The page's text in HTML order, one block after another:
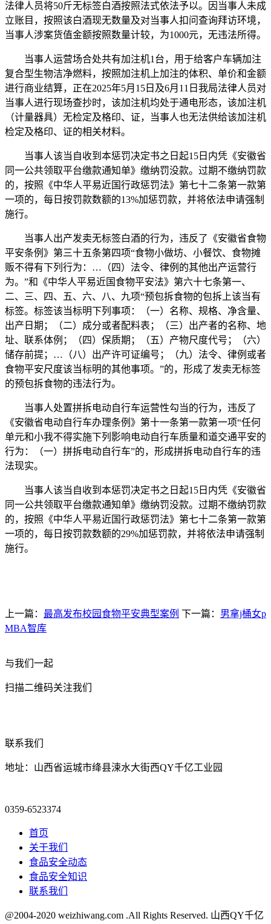
法律人员将50斤无标签白酒按照法式依法予以。因当事人未成
立账目，按照该白酒现无数量及对当事人扣问查询拜访环境，
当事人涉案货值金额按照数量计较，为1000元，无违法所得。
当事人运营场合处共有加注机1台，用于给客户车辆加注
复合型生物洁净燃料，按照加注机上加注的体积、单价和金额
进行商业结算，正在2025年5月15日及6月11日我局法律人员对
当事人进行现场查抄时，该加注机均处于通电形态，该加注机
（计量器具）无检定及格印、证，当事人也无法供给该加注机
检定及格印、证的相关材料。
当事人该当自收到本惩罚决定书之日起15日内凭《安徽省
同一公共领取平台缴款通知单》缴纳罚没款。过期不缴纳罚款
的，按照《中华人平易近国行政惩罚法》第七十二条第一款第
一项的，每日按罚款数额的13%加惩罚款，并将依法申请强制
施行。
当事人出产发卖无标签白酒的行为，违反了《安徽省食物
平安条例》第三十五条第四项“食物小做坊、小餐饮、食物摊
贩不得有下列行为：…（四）法令、律例的其他出产运营行
为。”和《中华人平易近国食物平安法》第六十七条第一、
二、三、四、五、六、八、九项“预包拆食物的包拆上该当有
标签。标签该当标明下列事项：（一）名称、规格、净含量、
出产日期；（二）成分或者配料表；（三）出产者的名称、地
址、联系体例；（四）保质期；（五）产物尺度代号；（六）
储存前提；…（八）出产许可证编号；（九）法令、律例或者
食物平安尺度该当标明的其他事项。”的，形成了发卖无标签
的预包拆食物的违法行为。
当事人处置拼拆电动自行车运营性勾当的行为，违反了
《安徽省电动自行车办理条例》第十一条第一款第一项“任何
单元和小我不得实施下列影响电动自行车质量和道交通平安的
行为：（一）拼拆电动自行车”的，形成拼拆电动自行车的违
法现实。
当事人该当自收到本惩罚决定书之日起15日内凭《安徽省
同一公共领取平台缴款通知单》缴纳罚没款。过期不缴纳罚款
的，按照《中华人平易近国行政惩罚法》第七十二条第一款第
一项的，每日按罚款数额的29%加惩罚款，并将依法申请强制
施行。
上一篇： 最高发布校园食物平安典型案例 下一篇： 男拿j桶女p
MBA智库
与我们一起
扫描二维码关注我们
联系我们
地址：山西省运城市绛县涑水大街西QY千亿工业园
0359-6523374
首页
关于我们
食品安全动态
食品安全知识
联系我们
@2004-2020 weizhiwang.com .All Rights Reserved. 山西QY千亿